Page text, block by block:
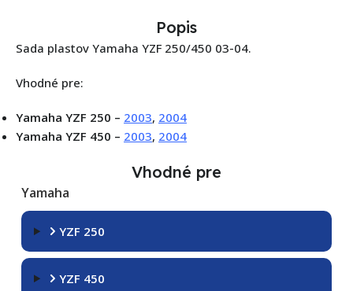
Popis
Sada plastov Yamaha YZF 250/450 03-04.
Vhodné pre:
Yamaha YZF 250 – 2003, 2004
Yamaha YZF 450 – 2003, 2004
Vhodné pre
Yamaha
YZF 250
YZF 450